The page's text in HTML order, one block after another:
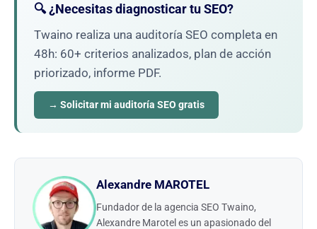
🔍 ¿Necesitas diagnosticar tu SEO?
Twaino realiza una auditoría SEO completa en
48h: 60+ criterios analizados, plan de acción
priorizado, informe PDF.
→ Solicitar mi auditoría SEO gratis
Alexandre MAROTEL
Fundador de la agencia SEO Twaino,
Alexandre Marotel es un apasionado del